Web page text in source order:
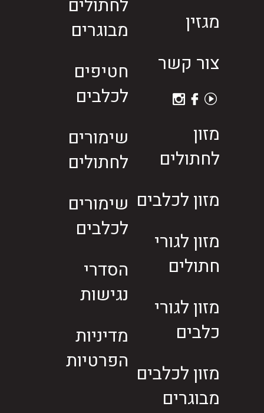
מגזין
צור קשר
מזון
לחתולים
מזון לכלבים
מזון לגורי
חתולים
מזון לגורי
כלבים
מזון לכלבים
מבוגרים
לחתולים
מבוגרים
חטיפים
לכלבים
שימורים
לחתולים
שימורים
לכלבים
הסדרי
נגישות
מדיניות
הפרטיות